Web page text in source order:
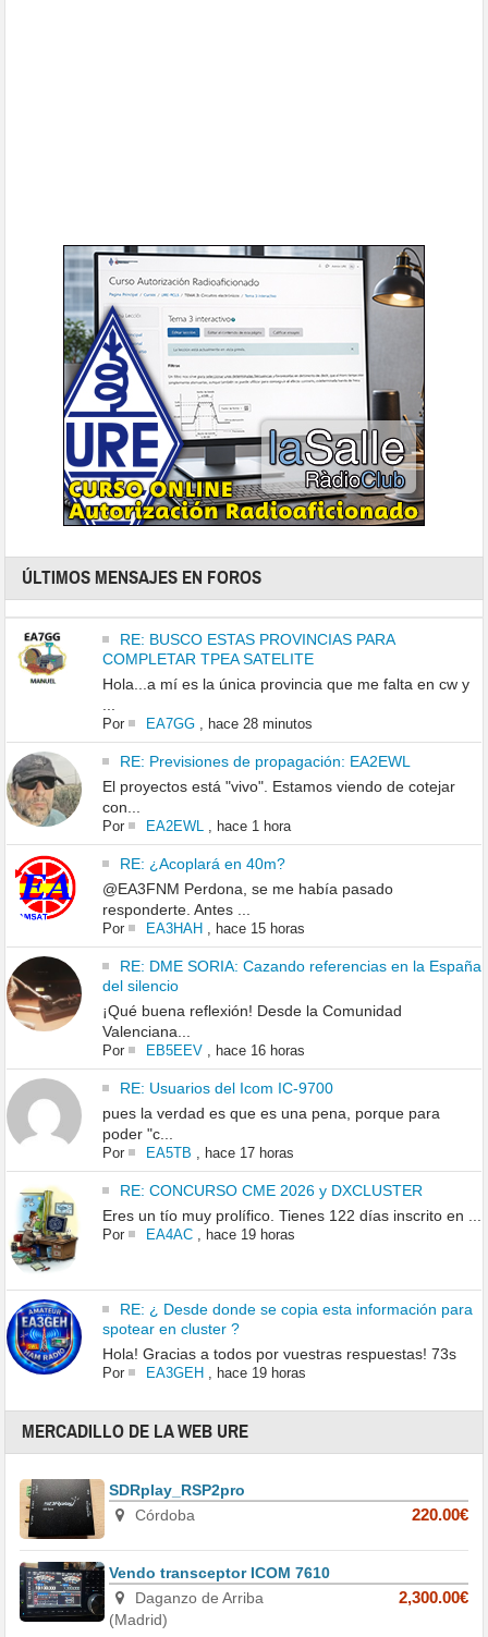
ÚLTIMOS MENSAJES EN FOROS
RE: BUSCO ESTAS PROVINCIAS PARA
COMPLETAR TPEA SATELITE
Hola...a mí es la única provincia que me falta en cw y
...
Por EA7GG, hace 28 minutos
RE: Previsiones de propagación: EA2EWL
El proyectos está "vivo". Estamos viendo de cotejar
con...
Por EA2EWL, hace 1 hora
RE: ¿Acoplará en 40m?
@EA3FNM Perdona, se me había pasado
responderte. Antes ...
Por EA3HAH , hace 15 horas
RE: DME SORIA: Cazando referencias en la España
del silencio
¡Qué buena reflexión! Desde la Comunidad
Valenciana...
Por EB5EEV, hace 16 horas
RE: Usuarios del Icom IC-9700
pues la verdad es que es una pena, porque para
poder "c...
Por EA5TB , hace 17 horas
RE: CONCURSO CME 2026 y DXCLUSTER
Eres un tío muy prolífico. Tienes 122 días inscrito en ...
Por EA4AC, hace 19 horas
RE: ¿ Desde donde se copia esta información para
spotear en cluster ?
Hola! Gracias a todos por vuestras respuestas! 73s
Por EA3GEH , hace 19 horas
MERCADILLO DE LA WEB URE
SDRplay_RSP2pro
Córdoba
220.00€
Vendo transceptor ICOM 7610
Daganzo de Arriba
(Madrid)
2,300.00€